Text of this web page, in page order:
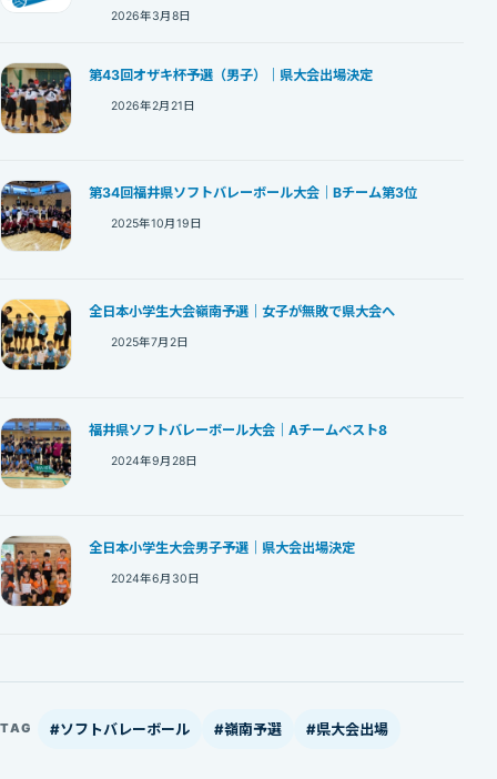
2026年3月8日
第43回オザキ杯予選（男子）｜県大会出場決定
2026年2月21日
第34回福井県ソフトバレーボール大会｜Bチーム第3位
2025年10月19日
全日本小学生大会嶺南予選｜女子が無敗で県大会へ
2025年7月2日
福井県ソフトバレーボール大会｜Aチームベスト8
2024年9月28日
全日本小学生大会男子予選｜県大会出場決定
2024年6月30日
TAG #ソフトバレーボール #嶺南予選 #県大会出場